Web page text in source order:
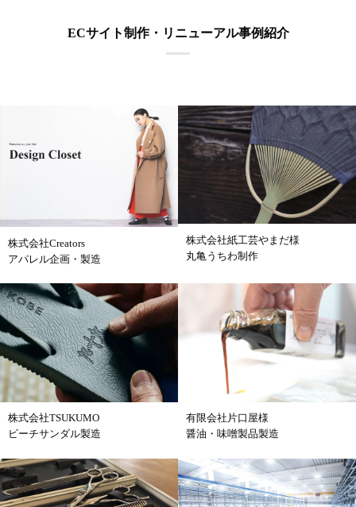
ECサイト制作・リニューアル事例紹介
株式会社Creators
アパレル企画・製造
株式会社紙工芸やまだ様
丸亀うちわ制作
株式会社TSUKUMO
ビーチサンダル製造
有限会社片口屋様
醤油・味噌製品製造